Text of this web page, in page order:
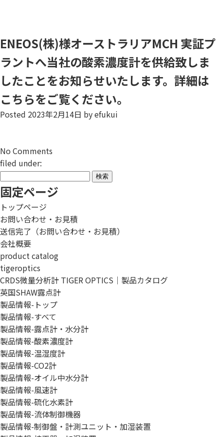
ENEOS(株)様オーストラリアMCH 実証プ
ラントへ当社の酸素濃度計を供給致しま
したことをお知らせいたします。詳細は
こちらをご覧ください。
Posted 2023年2月14日 byefukui
NoComments
filed under:
検
索:
固定ページ
トップページ
お問い合わせ・お見積
送信完了（お問い合わせ・お見積）
会社概要
product catalog
tigeroptics
CRDS微量分析計 TIGER OPTICS｜製品カタログ
英国SHAW露点計
製品情報-トップ
製品情報-すべて
製品情報-露点計・水分計
製品情報-酸素濃度計
製品情報-温湿度計
製品情報-CO2計
製品情報-オイル中水分計
製品情報-風速計
製品情報-硫化水素計
製品情報-流体制御機器
製品情報-制御盤・計測ユニット・加湿装置